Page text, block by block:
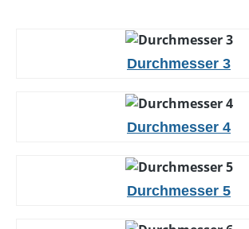
Durchmesser 3
Durchmesser 4
Durchmesser 5